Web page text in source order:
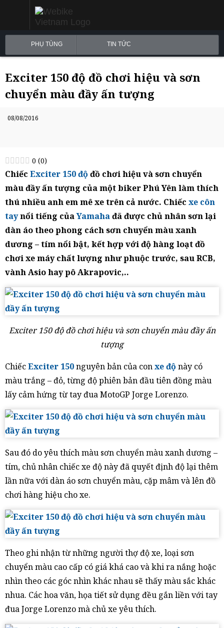
PHỤ TÙNG TIN TỨC
Exciter 150 độ đồ chơi hiệu và sơn
chuyển màu đầy ấn tượng
08/08/2016
0 (0)
Chiếc Exciter 150 độ đồ chơi hiệu và sơn chuyển
màu đầy ấn tượng của một biker Phú Yên làm thích
thú nhiều anh em mê xe trên cả nước. Chiếc xe côn
taynổi tiếng củaYamahađã được chủ nhân sơn lại
dàn áo theo phong cách sơn chuyển màu xanh
dương – tím nổi bật, kết hợp với độ hàng loạt đồ
chơi xe máy chất lượng như phuộc trước, sau RCB,
vành Asio hay pô Akrapovic,..
Exciter 150 độ đồ chơi hiệu và sơn chuyển màu đầy ấn
tượng
ChiếcExciter 150nguyên bản của conxe độ này có
màu trắng – đỏ, từng độ phiên bản đầu tiên đồng màu
lấy cảm hứng từ tay đua MotoGP Jorge Lorenzo.
Sau đó do yêu thích màu sơn chuyển màu xanh dương –
tím, chủ nhân chiếc xe độ này đã quyết định độ lại thêm
lần nữa với dàn áo sơn chuyển màu, cặp mâm và lên đồ
chơi hàng hiệu cho xe.
Theo ghi nhận từ những người thợ độ xe, loại sơn
chuyển màu cao cấp có giá khá cao và khi ra nắng hoặc
nhìn theo các góc nhìn khác nhau sẽ thấy màu sắc khác
nhua. Các hoa văn, họa tiết sử dụng đều gắn liền với tay
đua Jorge Lorenzo mà chủ xe yêu thích.